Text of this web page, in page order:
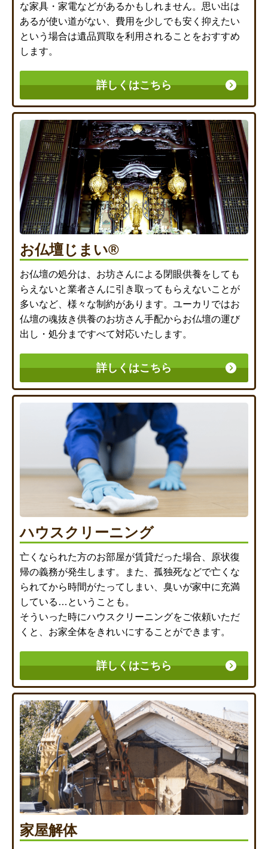
な家具・家電などがあるかもしれません。思い出は
あるが使い道がない、費用を少しでも安く抑えたい
という場合は遺品買取を利用されることをおすすめ
します。
詳しくはこちら
お仏壇じまい®
お仏壇の処分は、お坊さんによる閉眼供養をしても
らえないと業者さんに引き取ってもらえないことが
多いなど、様々な制約があります。ユーカリではお
仏壇の魂抜き供養のお坊さん手配からお仏壇の運び
出し・処分まですべて対応いたします。
詳しくはこちら
ハウスクリーニング
亡くなられた方のお部屋が賃貸だった場合、原状復
帰の義務が発生します。また、孤独死などで亡くな
られてから時間がたってしまい、臭いが家中に充満
している…ということも。
そういった時にハウスクリーニングをご依頼いただ
くと、お家全体をきれいにすることができます。
詳しくはこちら
家屋解体